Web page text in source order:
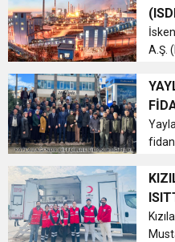
Cumhuriyet, Türk
ve Onur Nişanesidir
6:19 HBB BAŞKANI
CUMHURİYET BAYRAMI
17:36 KURUMLAR VERGİSİ
1:00 İTSO İŞ-KUR SGK TOPLANTI
DUYURUSU
21:40 CEYLANDERE’DE
KARAÇAY’A SEVGİ SELİ
18:22 BAŞKAN SAMİ
bir
alty...
A.Ş.
fidan